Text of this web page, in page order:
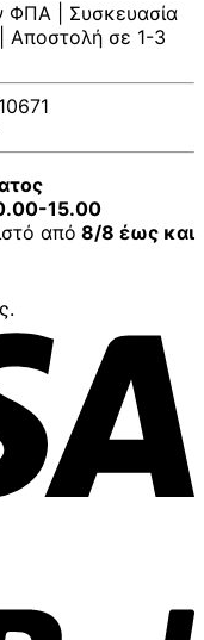
ΦΠΑ | Συσκευασία
Αποστολή σε 1-3
15.00
από 8/8 έως και